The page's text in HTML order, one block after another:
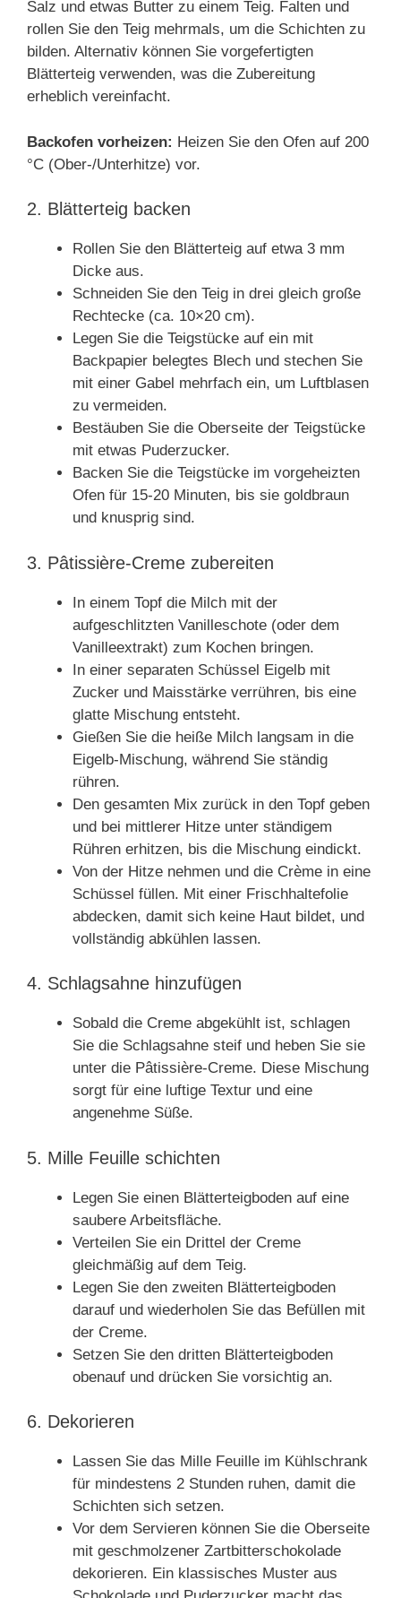
Salz und etwas Butter zu einem Teig. Falten und
rollen Sie den Teig mehrmals, um die Schichten zu
bilden. Alternativ können Sie vorgefertigten
Blätterteig verwenden, was die Zubereitung
erheblich vereinfacht.
Backofen vorheizen: Heizen Sie den Ofen auf 200
°C (Ober-/Unterhitze) vor.
2. Blätterteig backen
Rollen Sie den Blätterteig auf etwa 3 mm
Dicke aus.
Schneiden Sie den Teig in drei gleich große
Rechtecke (ca. 10×20 cm).
Legen Sie die Teigstücke auf ein mit
Backpapier belegtes Blech und stechen Sie
mit einer Gabel mehrfach ein, um Luftblasen
zu vermeiden.
Bestäuben Sie die Oberseite der Teigstücke
mit etwas Puderzucker.
Backen Sie die Teigstücke im vorgeheizten
Ofen für 15-20 Minuten, bis sie goldbraun
und knusprig sind.
3. Pâtissière-Creme zubereiten
In einem Topf die Milch mit der
aufgeschlitzten Vanilleschote (oder dem
Vanilleextrakt) zum Kochen bringen.
In einer separaten Schüssel Eigelb mit
Zucker und Maisstärke verrühren, bis eine
glatte Mischung entsteht.
Gießen Sie die heiße Milch langsam in die
Eigelb-Mischung, während Sie ständig
rühren.
Den gesamten Mix zurück in den Topf geben
und bei mittlerer Hitze unter ständigem
Rühren erhitzen, bis die Mischung eindickt.
Von der Hitze nehmen und die Crème in eine
Schüssel füllen. Mit einer Frischhaltefolie
abdecken, damit sich keine Haut bildet, und
vollständig abkühlen lassen.
4. Schlagsahne hinzufügen
Sobald die Creme abgekühlt ist, schlagen
Sie die Schlagsahne steif und heben Sie sie
unter die Pâtissière-Creme. Diese Mischung
sorgt für eine luftige Textur und eine
angenehme Süße.
5. Mille Feuille schichten
Legen Sie einen Blätterteigboden auf eine
saubere Arbeitsfläche.
Verteilen Sie ein Drittel der Creme
gleichmäßig auf dem Teig.
Legen Sie den zweiten Blätterteigboden
darauf und wiederholen Sie das Befüllen mit
der Creme.
Setzen Sie den dritten Blätterteigboden
obenauf und drücken Sie vorsichtig an.
6. Dekorieren
Lassen Sie das Mille Feuille im Kühlschrank
für mindestens 2 Stunden ruhen, damit die
Schichten sich setzen.
Vor dem Servieren können Sie die Oberseite
mit geschmolzener Zartbitterschokolade
dekorieren. Ein klassisches Muster aus